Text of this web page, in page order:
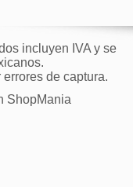
incluyen IVA y se
de captura.